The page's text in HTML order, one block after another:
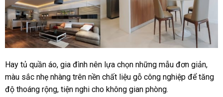
Hay tủ quần áo, gia đình nên lựa chọn những mẫu đơn giản,
màu sắc nhẹ nhàng trên nền chất liệu gỗ công nghiệp để tăng
độ thoáng rộng, tiện nghi cho không gian phòng.